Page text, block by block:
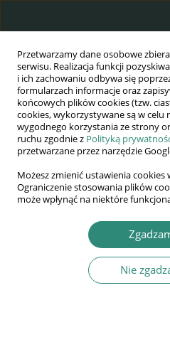
Przetwarzamy dane osobowe
serwisu. Realizacja funkcji
i ich zachowaniu odbywa się
formularzach informacje oraz
końcowych plików cookies (tzw.
cookies, wykorzystywane są w celu
wygodnego korzystania ze strony
ruchu zgodnie z Polityką
przetwarzane przez narzędzie
Możesz zmienić ustawienia cookies
Ograniczenie stosowania plików
może wpłynąć na niektóre
Nie
Wydawnictwo
AWSGE
Akademia Nauk
WSGE
im. Alcide De Gasperi
Słowo kluczowe
Bakterie z rodzaju